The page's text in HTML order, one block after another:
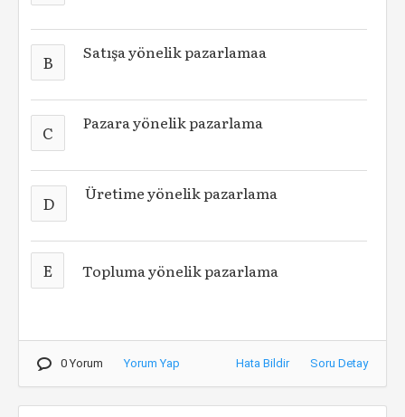
B Satışa yönelik pazarlamaa
C Pazara yönelik pazarlama
D Üretime yönelik pazarlama
E Topluma yönelik pazarlama
0 Yorum Yorum Yap Hata Bildir Soru Detay